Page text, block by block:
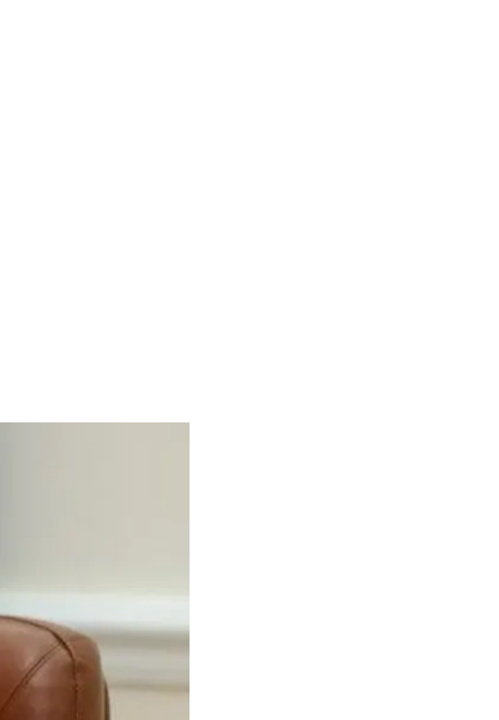
для
готовности к
14,5-15 млрд
запаса.